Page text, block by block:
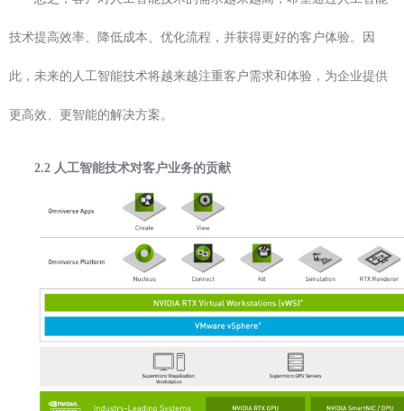
技术提高效率、降低成本、优化流程，并获得更好的客户体验。因
此，未来的人工智能技术将越来越注重客户需求和体验，为企业提供
更高效、更智能的解决方案。
2.2 人工智能技术对客户业务的贡献